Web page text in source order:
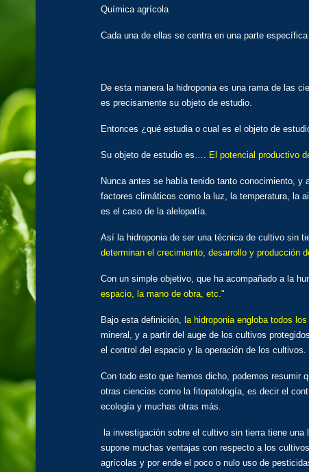
Química agrícola
Cada una de ellas se centra en una parte
De esta manera la hidroponia es una rama de las
es precisamente su objeto de estudio.
Entonces ¿qué estudia o cual es el objeto de
Su objeto de estudio es…. El potencial productivo
Nunca antes se había tenido tanto conocimiento,
factores climáticos como la luz, la temperatura, la
es el caso de la alelopatía.
Así la hidroponia de ser una técnica de cultivo sin
determinan el crecimiento, desarrollo y producción
Con un simple objetivo, que ha acompañado a la
espacio, la mano de obra, etc."
Bajo esta definición, la hidroponia engloba todos
mineral, y a partir del auge de los cultivos
el control del espacio y la operación de los cultivos.
Con todo esto que hemos dicho, podemos resumir
otras ciencias como la fitopatología, es decir el
ecología y muchas otras más.
la investigación sobre el cultivo sin tierra tiene
supone muchas ventajas con respecto a los
agrícolas y por ende el poco o nulo uso de